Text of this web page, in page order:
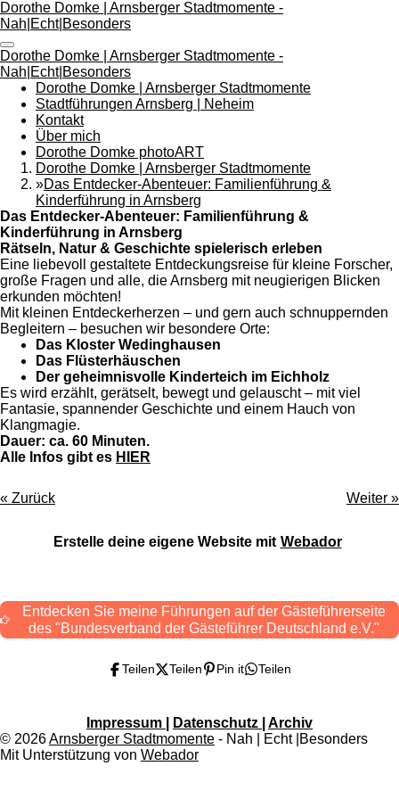
Zum
Hauptinhalt
springen
Dorothe Domke | Arnsberger Stadtmomente -
Nah|Echt|Besonders
Dorothe Domke | Arnsberger Stadtmomente -
Nah|Echt|Besonders
Dorothe Domke | Arnsberger Stadtmomente
Stadtführungen Arnsberg | Neheim
Kontakt
Über mich
Dorothe Domke photoART
Dorothe Domke | Arnsberger Stadtmomente
»Das Entdecker-Abenteuer: Familienführung &
Kinderführung in Arnsberg
Das Entdecker-Abenteuer: Familienführung &
Kinderführung in Arnsberg
Rätseln, Natur & Geschichte spielerisch erleben
Eine liebevoll gestaltete Entdeckungsreise für kleine Forscher,
große Fragen und alle, die Arnsberg mit neugierigen Blicken
erkunden möchten!
Mit kleinen Entdeckerherzen – und gern auch schnuppernden
Begleitern – besuchen wir besondere Orte:
Das Kloster Wedinghausen
Das Flüsterhäuschen
Der geheimnisvolle Kinderteich im Eichholz
Es wird erzählt, gerätselt, bewegt und gelauscht – mit viel
Fantasie, spannender Geschichte und einem Hauch von
Klangmagie.
Dauer: ca. 60 Minuten.
Alle Infos gibt es HIER
« Zurück Weiter »
Erstelle deine eigene Website mit Webador
Entdecken Sie meine Führungen auf der Gästeführerseite
des "Bundesverband der Gästeführer Deutschland e.V."
Teilen Teilen Pin it Teilen
Impressum Datenschutz
Archiv
© 2026Arnsberger Stadtmomente - Nah | Echt |Besonders
Mit Unterstützung von Webador